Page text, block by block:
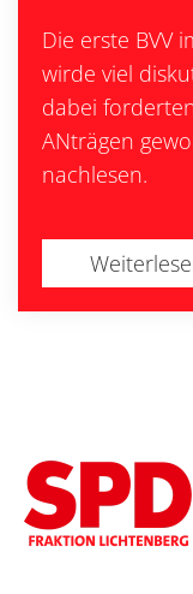
Die erste BVV
wirde viel
dabei
ANträgen
nachlesen.